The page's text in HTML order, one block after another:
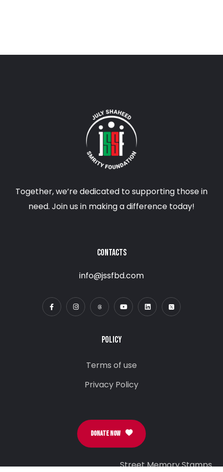
Together, we’re dedicated to supporting those in
need. Join us in making a difference today!
CONTACTS
info@jssfbd.com
POLICY
Terms of use
Privacy Policy
DONATE NOW
Street Memory Stamps